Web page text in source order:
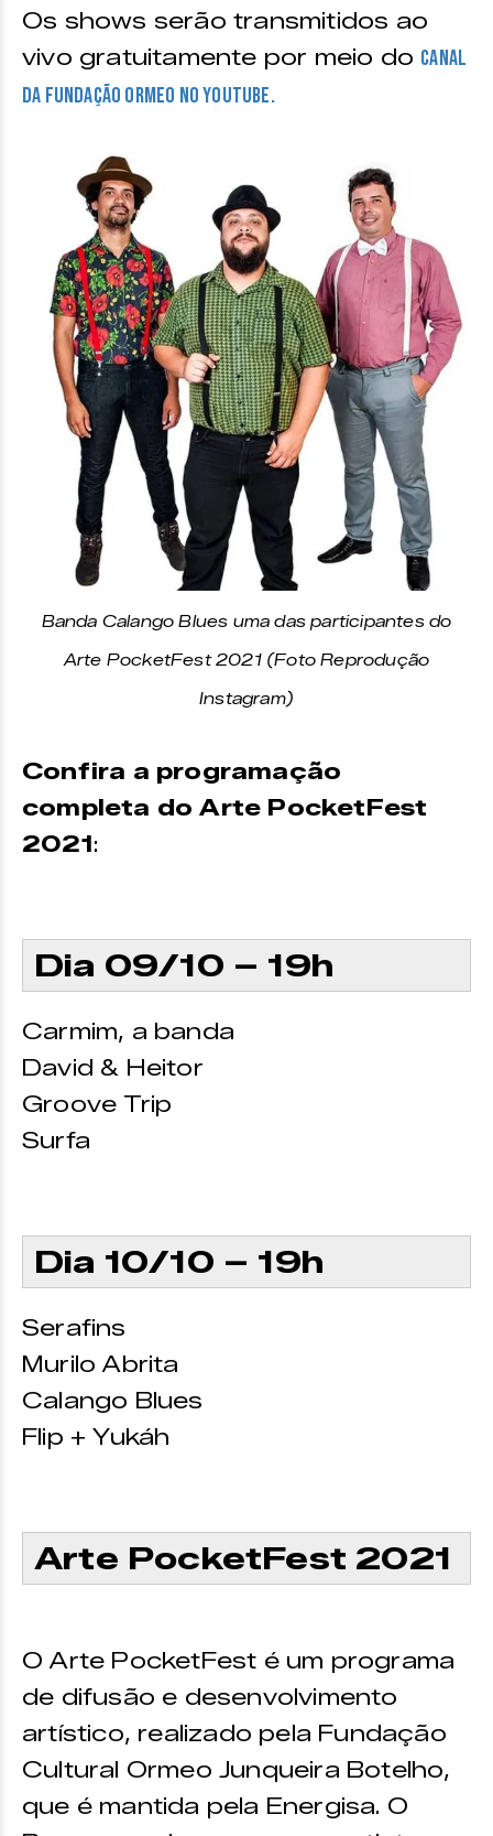
Os shows serão transmitidos ao
vivo gratuitamente por meio do canal
da Fundação Ormeo no Youtube.
Banda Calango Blues uma das participantes do
Arte PocketFest 2021 (Foto Reprodução
Instagram)
Confira a programação
completa do Arte PocketFest
2021 :
Dia 09/10 – 19h
Carmim, a banda
David & Heitor
Groove Trip
Surfa
Dia 10/10 – 19h
Serafins
Murilo Abrita
Calango Blues
Flip + Yukáh
Arte PocketFest 2021
O Arte PocketFest é um programa
de difusão e desenvolvimento
artístico, realizado pela Fundação
Cultural Ormeo Junqueira Botelho,
que é mantida pela Energisa. O